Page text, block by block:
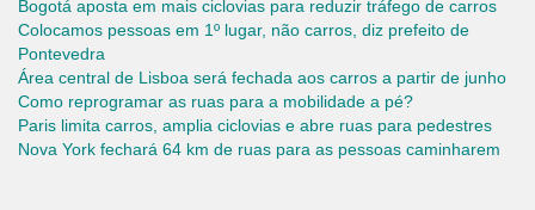
Bogotá aposta em mais ciclovias para reduzir tráfego de carros
Colocamos pessoas em 1º lugar, não carros, diz prefeito de
Pontevedra
Área central de Lisboa será fechada aos carros a partir de junho
Como reprogramar as ruas para a mobilidade a pé?
Paris limita carros, amplia ciclovias e abre ruas para pedestres
Nova York fechará 64 km de ruas para as pessoas caminharem